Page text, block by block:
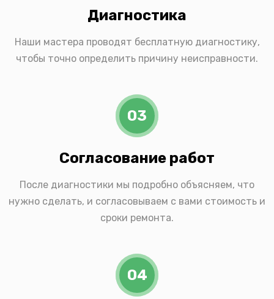
Диагностика
Наши мастера проводят бесплатную диагностику,
чтобы точно определить причину неисправности.
03
Согласование работ
После диагностики мы подробно объясняем, что
нужно сделать, и согласовываем с вами стоимость и
сроки ремонта.
04